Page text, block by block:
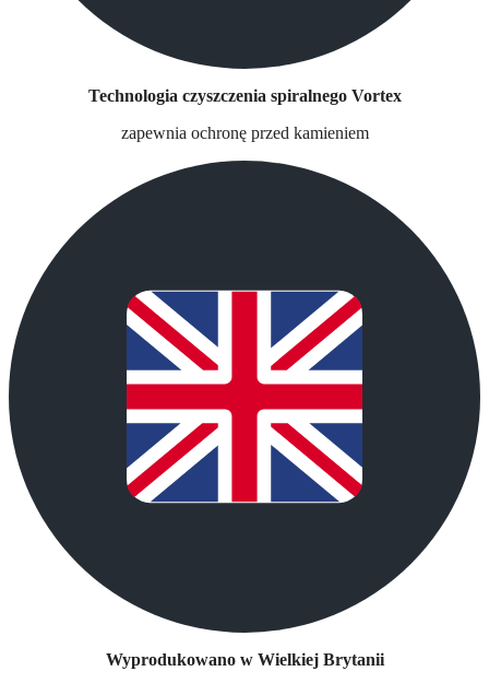
Technologia czyszczenia spiralnego Vortex
zapewnia ochronę przed kamieniem
Wyprodukowano w Wielkiej Brytanii